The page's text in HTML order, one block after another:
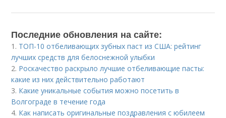
Последние обновления на сайте:
1. ТОП-10 отбеливающих зубных паст из США: рейтинг
лучших средств для белоснежной улыбки
2. Роскачество раскрыло лучшие отбеливающие пасты:
какие из них действительно работают
3. Какие уникальные события можно посетить в
Волгограде в течение года
4. Как написать оригинальные поздравления с юбилеем